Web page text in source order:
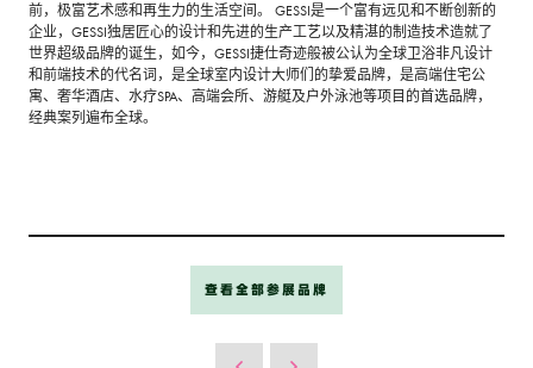
前，极富艺术感和再生力的生活空间。 GESSI是一个富有远见和不断创新的
企业，GESSI独居匠心的设计和先进的生产工艺以及精湛的制造技术造就了
世界超级品牌的诞生，如今，GESSI捷仕奇迹般被公认为全球卫浴非凡设计
和前端技术的代名词，是全球室内设计大师们的挚爱品牌，是高端住宅公
寓、奢华酒店、水疗SPA、高端会所、游艇及户外泳池等项目的首选品牌，
经典案列遍布全球。
查看全部参展品牌